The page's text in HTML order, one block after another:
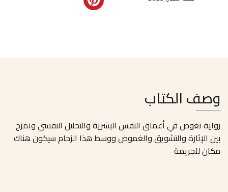
وصف الكتاب
رواية تغوص في أعماق النفس البشرية والتحليل النفسي وتمزج
بين الإثارة والتشويق والغموض ووسط هذا الزحام سيكون هناك
مكان للجريمة